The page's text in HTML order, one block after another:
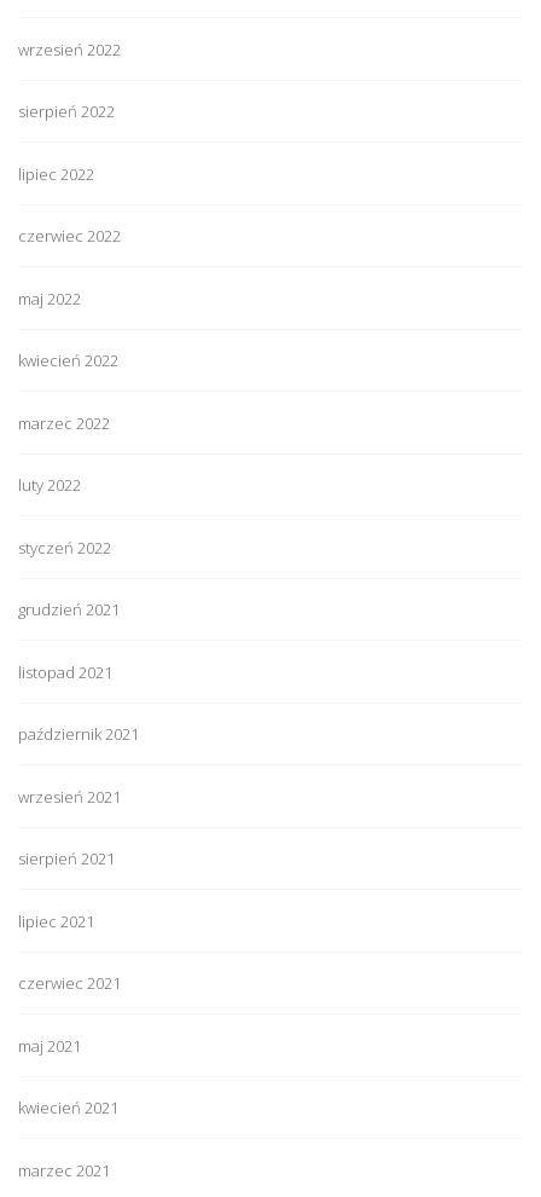
wrzesień 2022
sierpień 2022
lipiec 2022
czerwiec 2022
maj 2022
kwiecień 2022
marzec 2022
luty 2022
styczeń 2022
grudzień 2021
listopad 2021
październik 2021
wrzesień 2021
sierpień 2021
lipiec 2021
czerwiec 2021
maj 2021
kwiecień 2021
marzec 2021